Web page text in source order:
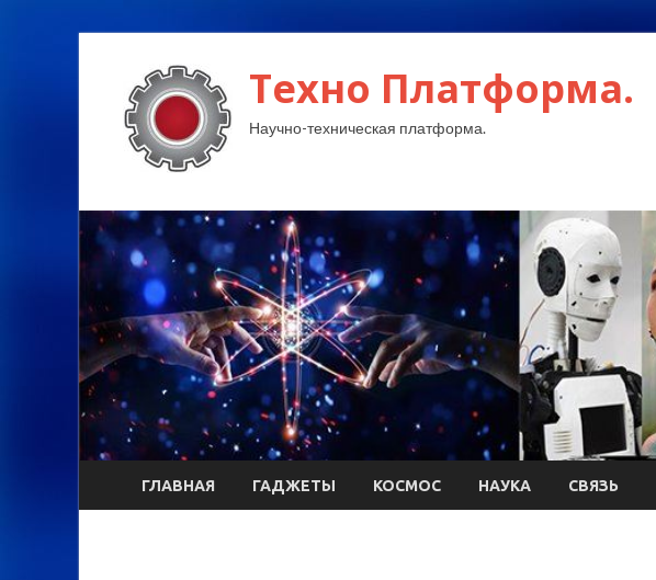
Техно Платформа.
Научно-техническая платформа.
ГЛАВНАЯ ГАДЖЕТЫ КОСМОС НАУКА СВЯЗЬ